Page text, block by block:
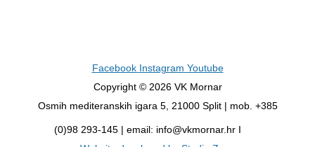
Facebook Instagram Youtube
Copyright © 2026 VK Mornar
Osmih mediteranskih igara 5, 21000 Split | mob. +385
(0)98 293-145 | email: info@vkmornar.hr I